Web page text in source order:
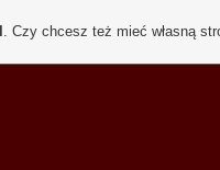
. Czy chcesz też mieć własną